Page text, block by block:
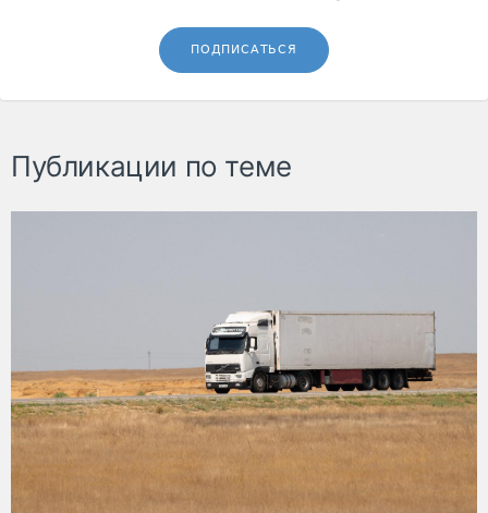
ПОДПИСАТЬСЯ
Публикации по теме